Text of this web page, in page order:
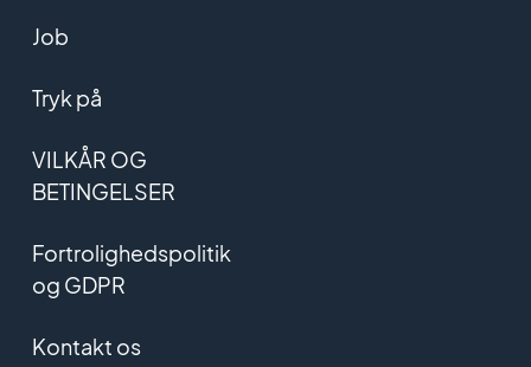
Job
Tryk på
VILKÅR OG
BETINGELSER
Fortrolighedspolitik
og GDPR
Kontakt os